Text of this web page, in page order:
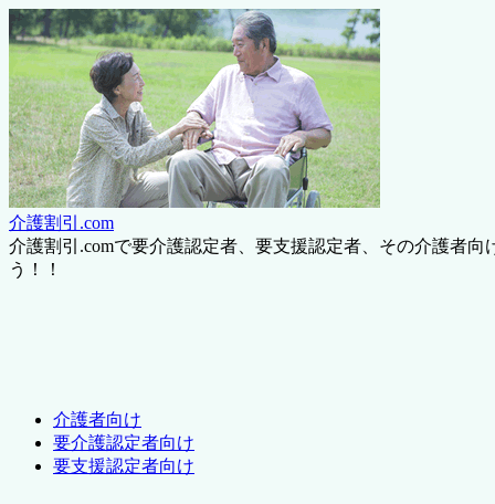
介護割引.com
介護割引.comで要介護認定者、要支援認定者、その介護者
う！！
介護者向け
要介護認定者向け
要支援認定者向け